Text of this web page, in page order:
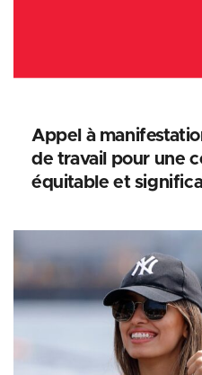
Appel à
de travail pour une
équitable et